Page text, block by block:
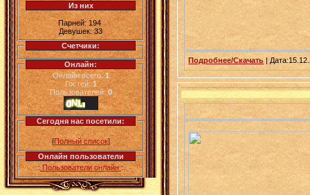
Из них
Парней: 194
Девушек: 33
Счетчики:
Онлайн:
Онлайн всего:1
Гостей:1
Пользователей: 0
Сегодня нас посетили:
[Полный список]
Онлайн пользователи
.:Пользователи онлайн:.
Подробнее/Скачать |